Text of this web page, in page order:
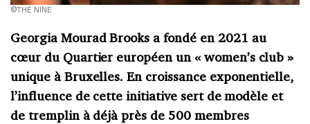
©THE NINE
Georgia Mourad Brooks a fondé en 2021 au
cœur du Quartier européen un « women’s club »
unique à Bruxelles. En croissance exponentielle,
l’influence de cette initiative sert de modèle et
de tremplin à déjà près de 500 membres